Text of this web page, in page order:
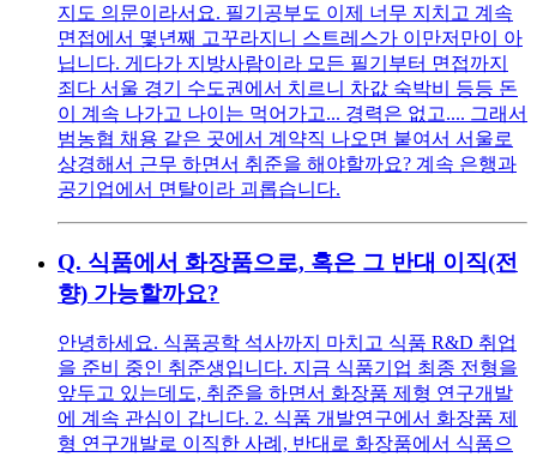
지도 의문이라서요. 필기공부도 이제 너무 지치고 계속
면접에서 몇년째 고꾸라지니 스트레스가 이만저만이 아
닙니다. 게다가 지방사람이라 모든 필기부터 면접까지
죄다 서울 경기 수도권에서 치르니 차값 숙박비 등등 돈
이 계속 나가고 나이는 먹어가고... 경력은 없고.... 그래서
범농협 채용 같은 곳에서 계약직 나오면 붙여서 서울로
상경해서 근무 하면서 취준을 해야할까요? 계속 은행과
공기업에서 면탈이라 괴롭습니다.
Q. 식품에서 화장품으로, 혹은 그 반대 이직(전
향) 가능할까요?
안녕하세요. 식품공학 석사까지 마치고 식품 R&D 취업
을 준비 중인 취준생입니다. 지금 식품기업 최종 전형을
앞두고 있는데도, 취준을 하면서 화장품 제형 연구개발
에 계속 관심이 갑니다. 2. 식품 개발연구에서 화장품 제
형 연구개발로 이직한 사례, 반대로 화장품에서 식품으